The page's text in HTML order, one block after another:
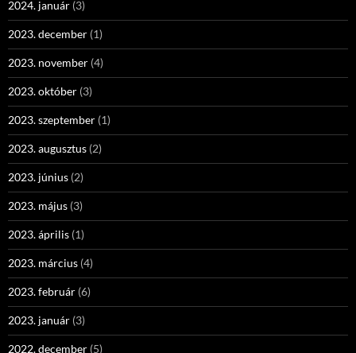
2024. január (3)
2023. december (1)
2023. november (4)
2023. október (3)
2023. szeptember (1)
2023. augusztus (2)
2023. június (2)
2023. május (3)
2023. április (1)
2023. március (4)
2023. február (6)
2023. január (3)
2022. december (5)